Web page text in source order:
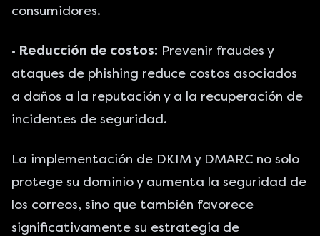
consumidores.
• Reducción de costos: Prevenir fraudes y
ataques de phishing reduce costos asociados
a daños a la reputación y a la recuperación de
incidentes de seguridad.
La implementación de DKIM y DMARC no solo
protege su dominio y aumenta la seguridad de
los correos, sino que también favorece
significativamente su estrategia de